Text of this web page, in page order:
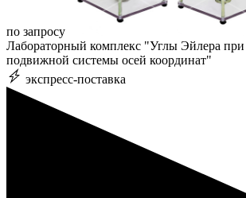
по запросу
Лабораторный комплекс "Углы Эйлера
подвижной системы осей координат"
экспресс-поставка